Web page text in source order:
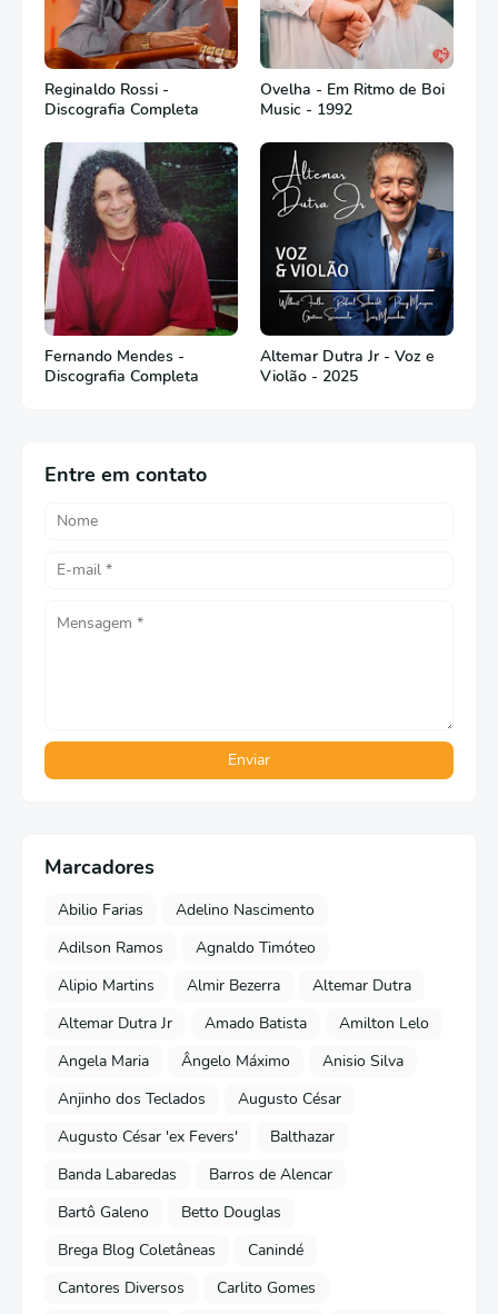
Reginaldo Rossi -
Discografia Completa
Ovelha - Em Ritmo de Boi
Music - 1992
Fernando Mendes -
Discografia Completa
Altemar Dutra Jr - Voz e
Violão - 2025
Entre em contato
Marcadores
Abilio Farias
Adelino Nascimento
Adilson Ramos
Agnaldo Timóteo
Alipio Martins
Almir Bezerra
Altemar Dutra
Altemar Dutra Jr
Amado Batista
Amilton Lelo
Angela Maria
Ângelo Máximo
Anisio Silva
Anjinho dos Teclados
Augusto César
Augusto César 'ex Fevers'
Balthazar
Banda Labaredas
Barros de Alencar
Bartô Galeno
Betto Douglas
Brega Blog Coletâneas
Canindé
Cantores Diversos
Carlito Gomes